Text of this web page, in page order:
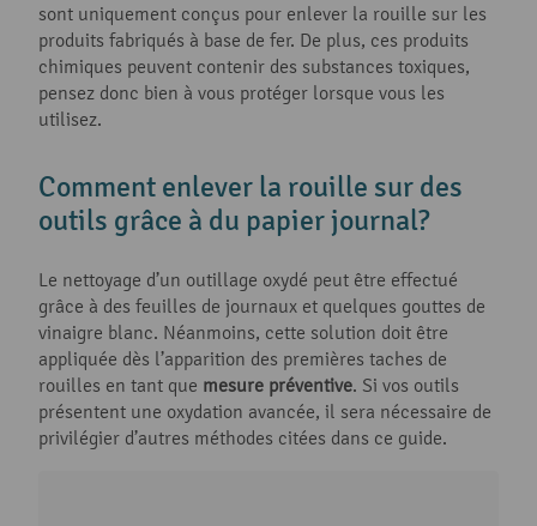
sont uniquement conçus pour enlever la rouille sur les
produits fabriqués à base de fer. De plus, ces produits
chimiques peuvent contenir des substances toxiques,
pensez donc bien à vous protéger lorsque vous les
utilisez.
Comment enlever la rouille sur des
outils grâce à du papier journal?
Le nettoyage d’un outillage oxydé peut être effectué
grâce à des feuilles de journaux et quelques gouttes de
vinaigre blanc. Néanmoins, cette solution doit être
appliquée dès l’apparition des premières taches de
rouilles en tant que mesure préventive. Si vos outils
présentent une oxydation avancée, il sera nécessaire de
privilégier d’autres méthodes citées dans ce guide.